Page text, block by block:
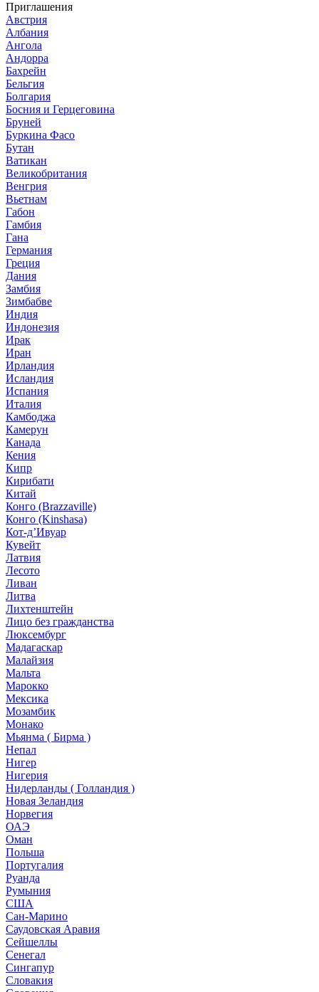
Приглашения
Австрия
Албания
Ангола
Андорра
Бахрейн
Бельгия
Болгария
Босния и Герцеговина
Бруней
Буркина Фасо
Бутан
Ватикан
Великобритания
Венгрия
Вьетнам
Габон
Гамбия
Гана
Германия
Греция
Дания
Замбия
Зимбабве
Индия
Индонезия
Ирак
Иран
Ирландия
Исландия
Испания
Италия
Камбоджа
Камерун
Канада
Кения
Кипр
Кирибати
Китай
Конго (Brazzaville)
Конго (Kinshasa)
Кот-д’Ивуар
Кувейт
Латвия
Лесото
Ливан
Литва
Лихтенштейн
Лицо без гражданства
Люксембург
Мадагаскар
Малайзия
Мальта
Марокко
Мексика
Мозамбик
Монако
Мьянма ( Бирма )
Непал
Нигер
Нигерия
Нидерланды ( Голландия )
Новая Зеландия
Норвегия
ОАЭ
Оман
Польша
Португалия
Руанда
Румыния
США
Сан-Марино
Саудовская Аравия
Сейшеллы
Сенегал
Сингапур
Словакия